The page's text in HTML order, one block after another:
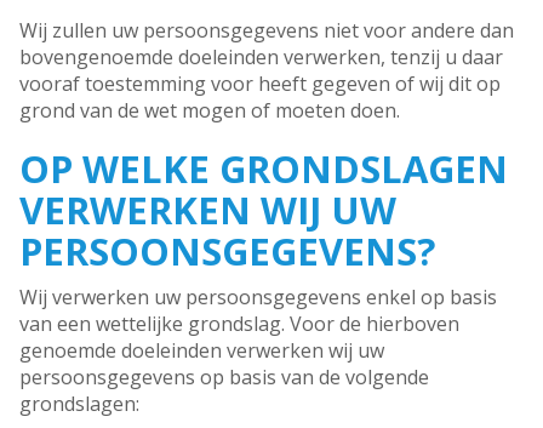
Wij zullen uw persoonsgegevens niet voor andere dan
bovengenoemde doeleinden verwerken, tenzij u daar
vooraf toestemming voor heeft gegeven of wij dit op
grond van de wet mogen of moeten doen.
OP WELKE GRONDSLAGEN
VERWERKEN WIJ UW
PERSOONSGEGEVENS?
Wij verwerken uw persoonsgegevens enkel op basis
van een wettelijke grondslag. Voor de hierboven
genoemde doeleinden verwerken wij uw
persoonsgegevens op basis van de volgende
grondslagen: